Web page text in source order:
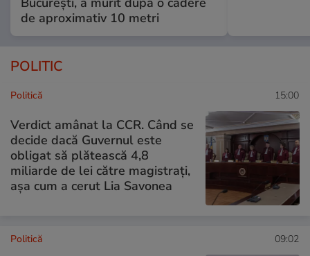
de aproximativ 10 metri
POLITIC
Politică 15:00
Verdict amânat la CCR. Când se
decide dacă Guvernul este
obligat să plătească 4,8
miliarde de lei către magistrați,
așa cum a cerut Lia Savonea
Politică 09:02